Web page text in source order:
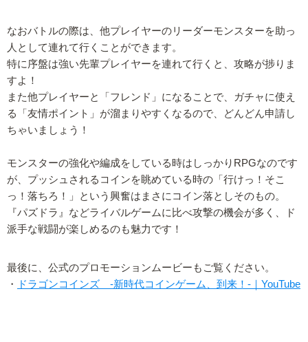
なおバトルの際は、他プレイヤーのリーダーモンスターを助っ
人として連れて行くことができます。
特に序盤は強い先輩プレイヤーを連れて行くと、攻略が捗りま
すよ！
また他プレイヤーと「フレンド」になることで、ガチャに使え
る「友情ポイント」が溜まりやすくなるので、どんどん申請し
ちゃいましょう！
モンスターの強化や編成をしている時はしっかりRPGなのです
が、プッシュされるコインを眺めている時の「行けっ！そこ
っ！落ちろ！」という興奮はまさにコイン落としそのもの。
『パズドラ』などライバルゲームに比べ攻撃の機会が多く、ド
派手な戦闘が楽しめるのも魅力です！
最後に、公式のプロモーションムービーもご覧ください。
・
ドラゴンコインズ -新時代コインゲーム、到来！-｜YouTube